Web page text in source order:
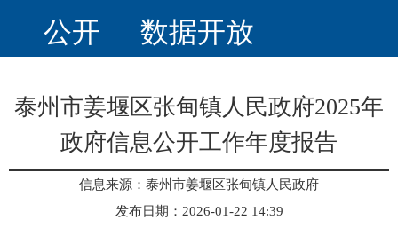
公开
数据开放
泰州市姜堰区张甸镇人民政府2025年
政府信息公开工作年度报告
信息来源：泰州市姜堰区张甸镇人民政府
发布日期：2026-01-22 14:39